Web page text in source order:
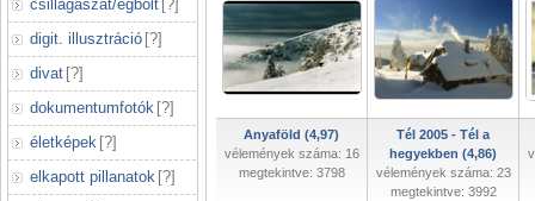
csillagászat/égbolt [?]
digit. illusztráció [?]
divat [?]
dokumentumfotók [?]
életképek [?]
elkapott pillanatok [?]
Anyaföld (4,97)
vélemények száma: 16
megtekintve: 3798
Tél 2005 - Tél a
hegyekben (4,86)
vélemények száma: 23
megtekintve: 3992